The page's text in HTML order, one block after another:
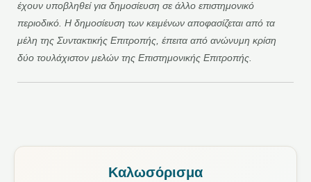
Καλωσόρισμα
έχουν υποβληθεί για δημοσίευση σε άλλο επιστημονικό
περιοδικό. Η δημοσίευση των κειμένων αποφασίζεται από τα
μέλη της Συντακτικής Επιτροπής, έπειτα από ανώνυμη κρίση
δύο τουλάχιστον μελών της Επιστημονικής Επιτροπής.